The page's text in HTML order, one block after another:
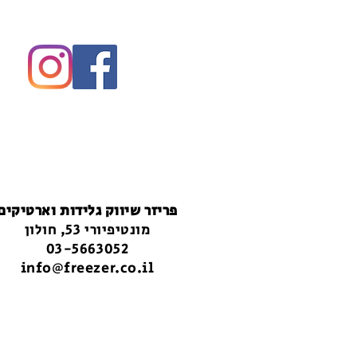
פריזר שיווק גלידות
מונטיפיורי 53, חולון
03-5663052
info@freezer.co.il